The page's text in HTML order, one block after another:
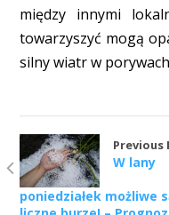
między innymi
towarzyszyć mogą
silny wiatr w
Previous
W lany
poniedziałek możliwe